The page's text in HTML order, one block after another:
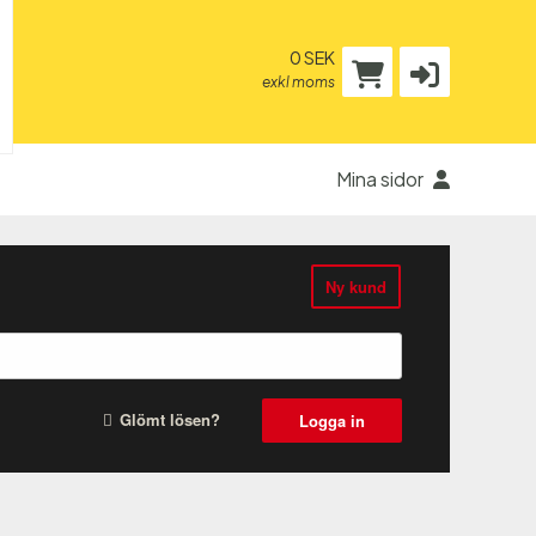
0 SEK
exkl moms
Mina sidor
Logga in
Glömt lösen?
Ny kund